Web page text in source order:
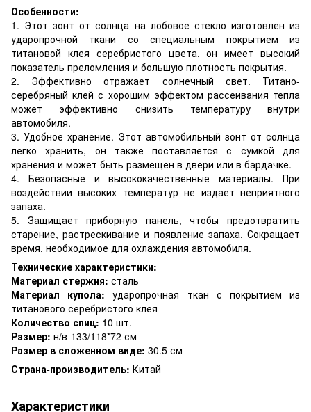
Особенности:
1. Этот зонт от солнца на лобовое стекло изготовлен из
ударопрочной ткани со специальным покрытием из
титановой клея серебристого цвета, он имеет высокий
показатель преломления и большую плотность покрытия.
2. Эффективно отражает солнечный свет. Титано-
серебряный клей с хорошим эффектом рассеивания тепла
может эффективно снизить температуру внутри
автомобиля.
3. Удобное хранение. Этот автомобильный зонт от солнца
легко хранить, он также поставляется с сумкой для
хранения и может быть размещен в двери или в бардачке.
4. Безопасные и высококачественные материалы. При
воздействии высоких температур не издает неприятного
запаха.
5. Защищает приборную панель, чтобы предотвратить
старение, растрескивание и появление запаха. Сокращает
время, необходимое для охлаждения автомобиля.
Технические характеристики:
Материал стержня: сталь
Материал купола: ударопрочная ткан с покрытием из
титанового серебристого клея
Количество спиц: 10 шт.
Размер: н/в-133/118*72 см
Размер в сложенном виде: 30.5 см
Страна-производитель: Китай
Характеристики